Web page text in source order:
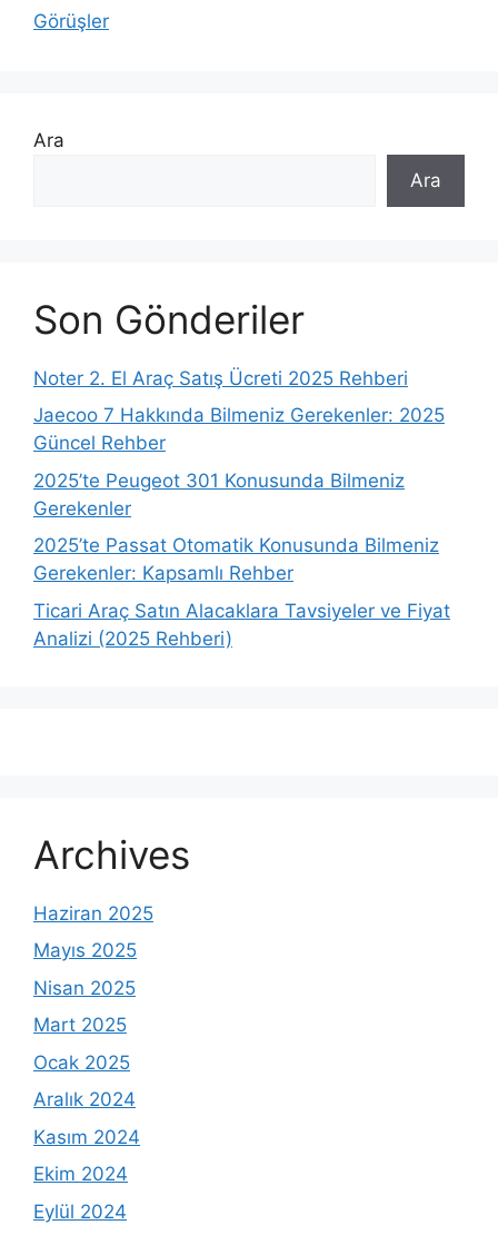
Görüşler
Ara
Ara
Son Gönderiler
Noter 2. El Araç Satış Ücreti 2025 Rehberi
Jaecoo 7 Hakkında Bilmeniz Gerekenler: 2025
Güncel Rehber
2025’te Peugeot 301 Konusunda Bilmeniz
Gerekenler
2025’te Passat Otomatik Konusunda Bilmeniz
Gerekenler: Kapsamlı Rehber
Ticari Araç Satın Alacaklara Tavsiyeler ve Fiyat
Analizi (2025 Rehberi)
Archives
Haziran 2025
Mayıs 2025
Nisan 2025
Mart 2025
Ocak 2025
Aralık 2024
Kasım 2024
Ekim 2024
Eylül 2024